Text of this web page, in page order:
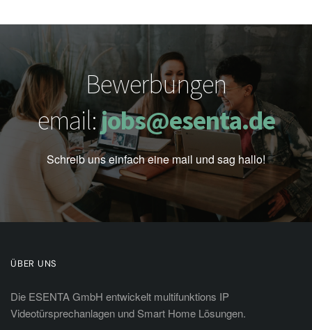
Bewerbungen
email:jobs@esenta.de
Schreib uns einfach eine mail und sag hallo!
ÜBER UNS
Die ESENTA GmbH entwickelt multifunktions IP
Videotürsprechanlagen und Smart Home Lösungen.